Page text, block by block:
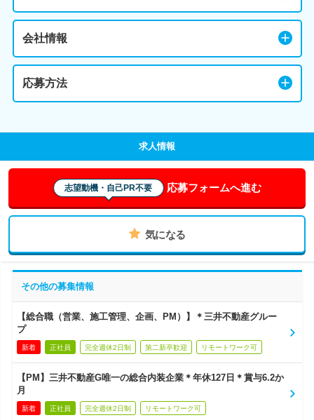
会社情報
応募方法
求人情報
志望動機・自己PR不要 応募フォームへ進む
気になる
その他の募集情報
【総合職（営業、施工管理、企画、PM）】＊三井不動産グルー
プ
新着 正社員 完全週休2日制 第二新卒歓迎 リモートワーク可
【PM】三井不動産G唯一の総合内装企業＊年休127日＊賞与6.2か
月
新着 正社員 完全週休2日制 リモートワーク可